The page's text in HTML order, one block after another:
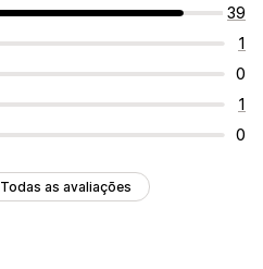
39
1
0
1
0
Todas as avaliações